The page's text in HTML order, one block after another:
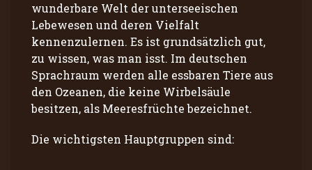
wunderbare Welt der unterseeischen
Lebewesen und deren Vielfalt
kennenzulernen. Es ist grundsätzlich gut,
zu wissen, was man isst. Im deutschen
Sprachraum werden alle essbaren Tiere aus
den Ozeanen, die keine Wirbelsäule
besitzen, als Meeresfrüchte bezeichnet.
Die wichtigsten Hauptgruppen sind: